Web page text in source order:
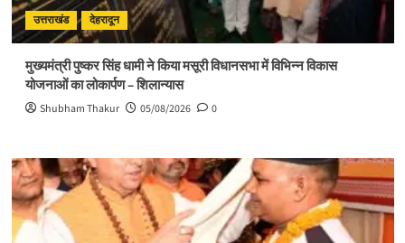
उत्तराखंड देहरादून
मुख्यमंत्री पुष्कर सिंह धामी ने किया मसूरी विधानसभा में विभिन्न विकास
योजनाओं का लोकार्पण – शिलान्यास
Shubham Thakur 05/08/2026 0